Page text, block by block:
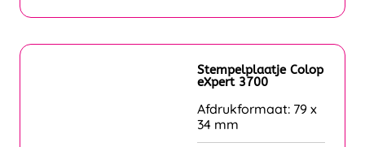
Stempelplaatje Colop
eXpert 3700
Afdrukformaat: 79 x
34 mm